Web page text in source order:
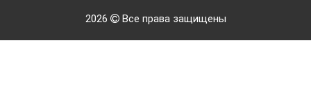
2026 Все права защищены